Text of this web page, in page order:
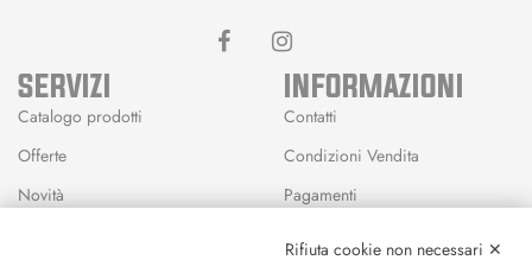
SERVIZI
Catalogo prodotti
Offerte
Novità
INFORMAZIONI
Contatti
Condizioni Vendita
Pagamenti
Rifiuta cookie non necessari ✕